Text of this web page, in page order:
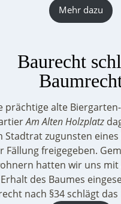
Mehr dazu
Baurecht
prächtige alte
Am Alten Holzplatz
Stadtrat zugunsten
Fällung freigegeben.
hatten wir uns
des Baumes
nach §34 schlägt